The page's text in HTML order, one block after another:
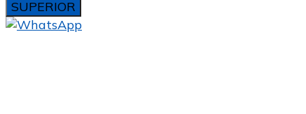
SUPERIOR